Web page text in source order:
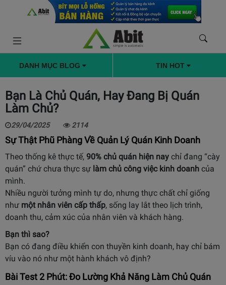
DANH MỤC BLOG TIN HOT
Bạn Là Chủ Quán, Hay Đang Bị Quán
Làm Chủ?
29/04/2025 2114
Sự Thật Phũ Phàng Về Quản Lý Quán Kinh Doanh
Theo thống kê thực tế, 90% chủ quán hiện nay chỉ đang “cày
quán” chứ chưa thực sự làm chủ công việc kinh doanh của
mình.
Nhiều người tưởng mình tự do, nhưng thực chất chỉ giống
như một nhân viên cấp thấp, sống lay lắt theo lịch trình,
doanh thu, cảm xúc của nhân viên và khách hàng.
Bạn thì sao?
Bạn có đang điều khiển con thuyền kinh doanh, hay chỉ bám
víu vào nó như một hành khách vô định?
Bài Test 2 Phút: Đo Lường Khả Năng Làm Chủ Quán